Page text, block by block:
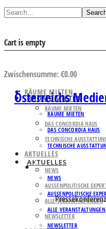
Cart is empty
Zwischensumme:€0.00
RÄUME MIETEN
RÄUME MIETEN
DAS CONCORDIA HAUS
TECHNISCHE
AKTUELLES
NEWS
AUSSENPOLITISCHE
ALLE VERANSTALTUNGEN
NEWSLETTER
RÄUME MIETEN
RÄUME MIETEN
DAS CONCORDIA HAUS
TECHNISCHE
AKTUELLES
NEWS
AUSSENPOLITISCHE
ALLE VERANSTALTUNGEN
NEWSLETTER
Österreichs
Pressekonferenz